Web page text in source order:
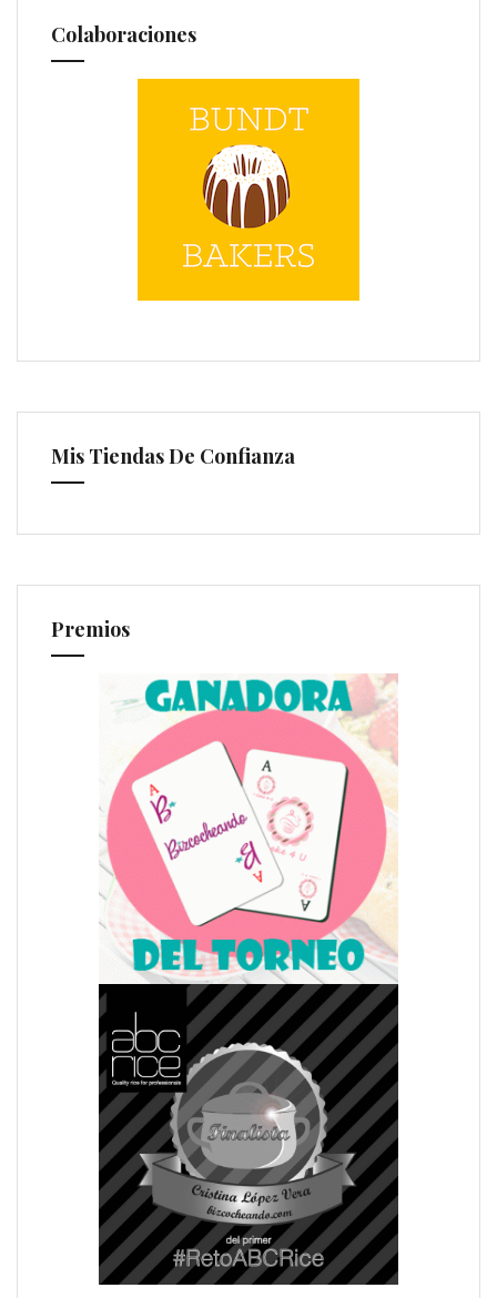
Colaboraciones
Mis Tiendas De Confianza
Premios